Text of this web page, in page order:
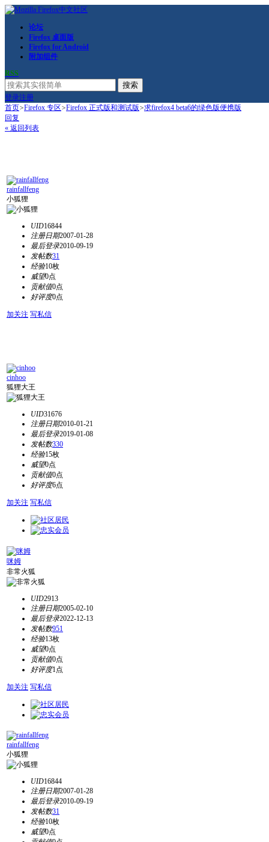
论坛
Firefox 桌面版
Firefox for Android
附加组件
RSS
搜索
登录注册
首页>Firefox 专区>Firefox 正式版和测试版>求firefox4 beta6的绿色版便携版
回复
« 返回列表
rainfallfeng
小狐狸
UID16844
注册日期2007-01-28
最后登录2010-09-19
发帖数31
经验10枚
威望0点
贡献值0点
好评度0点
加关注 写私信
cinhoo
狐狸大王
UID31676
注册日期2010-01-21
最后登录2019-01-08
发帖数330
经验15枚
威望0点
贡献值0点
好评度6点
加关注 写私信
咪姆
非常火狐
UID2913
注册日期2005-02-10
最后登录2022-12-13
发帖数951
经验13枚
威望0点
贡献值0点
好评度1点
加关注 写私信
rainfallfeng
小狐狸
UID16844
注册日期2007-01-28
最后登录2010-09-19
发帖数31
经验10枚
威望0点